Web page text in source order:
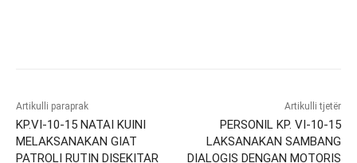
Artikulli paraprak
KP.VI-10-15 NATAI KUINI
MELAKSANAKAN GIAT
PATROLI RUTIN DISEKITAR
Artikulli tjetër
PERSONIL KP. VI-10-15
LAKSANAKAN SAMBANG
DIALOGIS DENGAN MOTORIS